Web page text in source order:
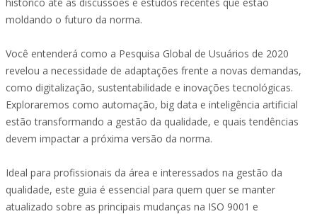
moldando o futuro da norma.
Você entenderá como a Pesquisa Global de Usuários de 2020
revelou a necessidade de adaptações frente a novas demandas,
como digitalização, sustentabilidade e inovações tecnológicas.
Exploraremos como automação, big data e inteligência artificial
estão transformando a gestão da qualidade, e quais tendências
devem impactar a próxima versão da norma.
Ideal para profissionais da área e interessados na gestão da
qualidade, este guia é essencial para quem quer se manter
atualizado sobre as principais mudanças na ISO 9001 e